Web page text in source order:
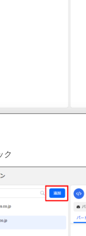
ク